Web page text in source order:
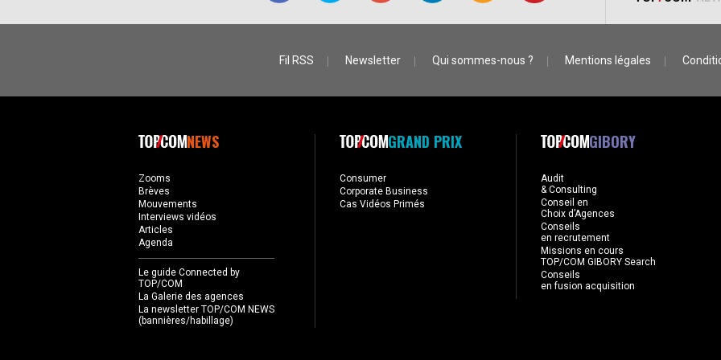
Fil RSS Newsletter Qui sommes-nous ? Mentions légales
NEWS
Zooms
Brèves
Mouvements
Interviews vidéos
Articles
Agenda
Le guide Connected by
TOP/COM
La Galerie des agences
La newsletter TOP/COM NEWS
(bannières/habillage)
GRAND PRIX
Consumer
Corporate Business
Cas Vidéos Primés
GIBORY
Audit
& Consulting
Conseil en
Choix d’Agences
Conseils
en recrutement
Missions en cours
TOP/COM GIBORY Search
Conseils
en fusion acquisition